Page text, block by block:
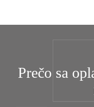
Prečo sa